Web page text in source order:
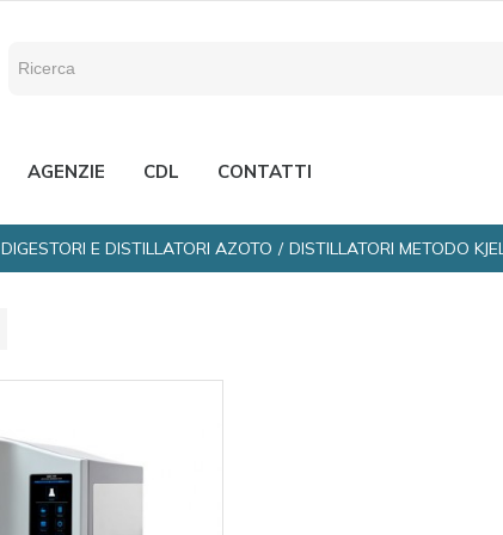
AGENZIE CDL CONTATTI
DIGESTORI E DISTILLATORI AZOTO DISTILLATORI METODO